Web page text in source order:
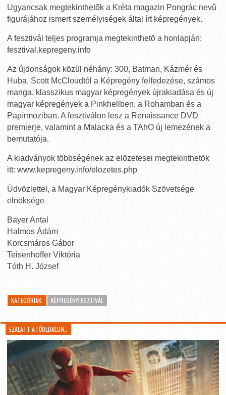
Ugyancsak megtekinthetõk a Kréta magazin Pongrác nevû
figurájához ismert személyiségek által írt képregények.
A fesztivál teljes programja megtekinthetõ a honlapján:
fesztival.kepregeny.info
Az újdonságok közül néhány: 300, Batman, Kázmér és
Huba, Scott McCloudtól a Képregény felfedezése, számos
manga, klasszikus magyar képregények újrakiadása és új
magyar képregények a Pinkhellben, a Rohamban és a
Papírmoziban. A fesztiválon lesz a Renaissance DVD
premierje, valamint a Malacka és a TAhO új lemezének a
bemutatója.
A kiadványok többségének az elõzetesei megtekinthetõk
itt: www.kepregeny.info/elozetes.php
Üdvözlettel, a Magyar Képregénykiadók Szövetsége
elnöksége
Bayer Antal
Halmos Ádám
Korcsmáros Gábor
Teisenhoffer Viktória
Tóth H. József
KATEGÓRIÁK: KÉPREGÉNYFESZTIVÁL
EZALATT A FŐOLDALON…